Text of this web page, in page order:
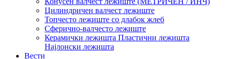
Цилиндричен валчест лежиште
Топчесто лежиште со длабок жлеб
Сферично-валчесто лежиште
Керамички лежишта Пластични лежишта
Најлонски лежишта
Вести